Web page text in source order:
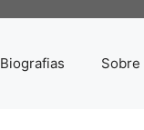
Biografias Sobre